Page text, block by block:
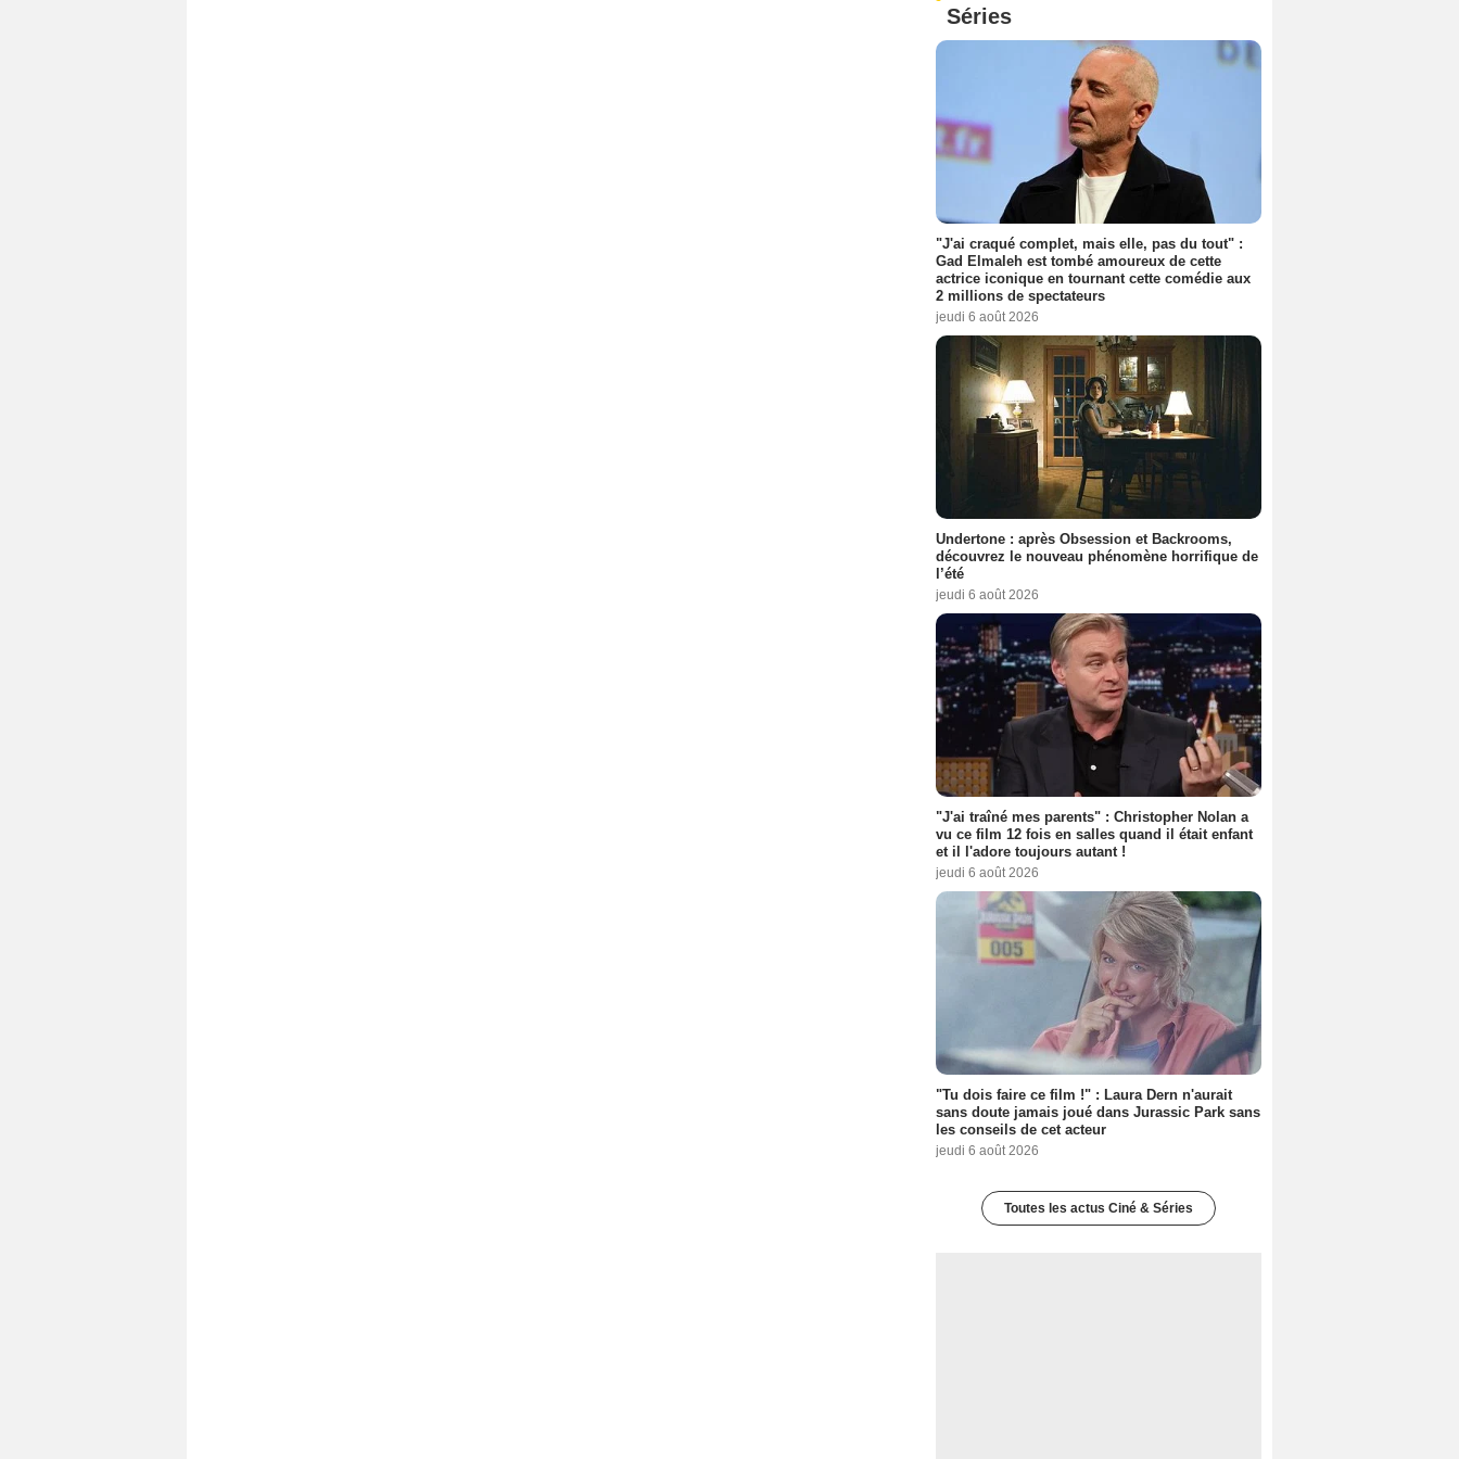
Séries
"J'ai craqué complet, mais elle, pas du tout" :
Gad Elmaleh est tombé amoureux de cette
actrice iconique en tournant cette comédie aux
2 millions de spectateurs
jeudi 6 août 2026
Undertone : après Obsession et Backrooms,
découvrez le nouveau phénomène horrifique de
l’été
jeudi 6 août 2026
"J'ai traîné mes parents" : Christopher Nolan a
vu ce film 12 fois en salles quand il était enfant
et il l'adore toujours autant !
jeudi 6 août 2026
"Tu dois faire ce film !" : Laura Dern n'aurait
sans doute jamais joué dans Jurassic Park sans
les conseils de cet acteur
jeudi 6 août 2026
Toutes les actus Ciné & Séries